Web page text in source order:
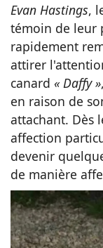
Evan Hastings,
témoin de leur
rapidement
attirer
canard « Daffy »
en raison de
attachant. Dès
affection
devenir
de manière